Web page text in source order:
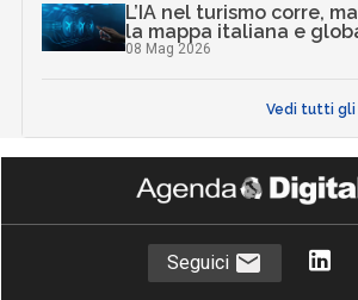
L’IA nel turismo corre,
la mappa italiana e
08 Mag 2026
Vedi tutti gli
Seguici